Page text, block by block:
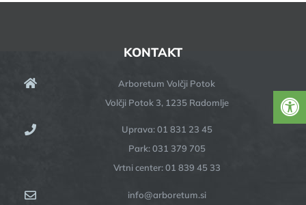
KONTAKT
Arboretum Volčji Potok
Volčji Potok 3, 1235 Radomlje
Uprava: 01 831 23 45
Park: 031 379 705
Vrtni center: 01 839 45 33
info@arboretum.si